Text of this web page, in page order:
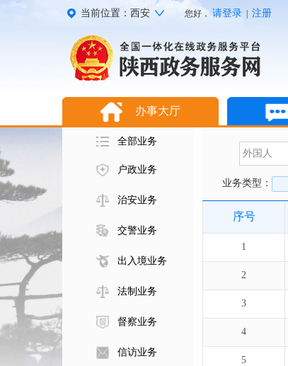
当前位置：西安 您好， 请登录 注册
办事大厅
全部业务
户政业务
治安业务
交警业务
出入境业务
法制业务
督察业务
信访业务
业务类型：
序号
1
2
3
4
5